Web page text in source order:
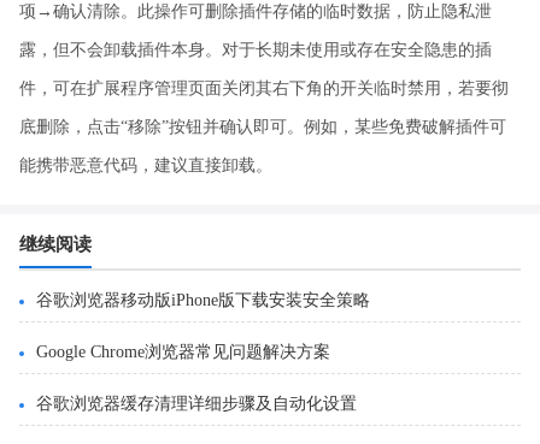
项→确认清除。此操作可删除插件存储的临时数据，防止隐私泄
露，但不会卸载插件本身。对于长期未使用或存在安全隐患的插
件，可在扩展程序管理页面关闭其右下角的开关临时禁用，若要彻
底删除，点击“移除”按钮并确认即可。例如，某些免费破解插件可
能携带恶意代码，建议直接卸载。
继续阅读
谷歌浏览器移动版iPhone版下载安装安全策略
Google Chrome浏览器常见问题解决方案
谷歌浏览器缓存清理详细步骤及自动化设置